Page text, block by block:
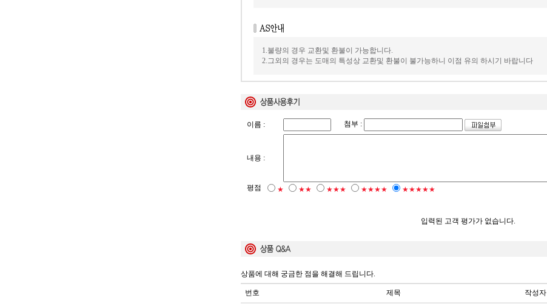
1.불량의 경우 교환및 환불이 가능합니다.
2.그외의 경우는 도매의 특성상 교환및 환불이 불가능하니 이점 유의 하시기 바랍니다
이름 : 첨부 :
내용 :
평점 ★ ★★ ★★★ ★★★★ ★★★★★
입력된 고객 평가가 없습니다.
상품에 대해 궁금한 점을 해결해 드립니다.
번호 제목 작성자